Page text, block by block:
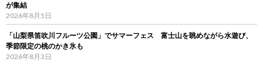
が集結
2026年8月5日
「山梨県笛吹川フルーツ公園」でサマーフェス 富士山を眺めながら水遊び、
季節限定の桃のかき氷も
2026年8月3日